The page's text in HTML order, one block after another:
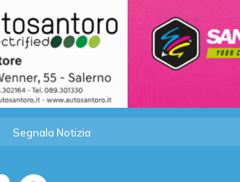
Segnala Notizia